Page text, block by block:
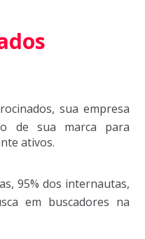
sua empresa
de sua marca para
ativos.
95% dos internautas,
em buscadores na